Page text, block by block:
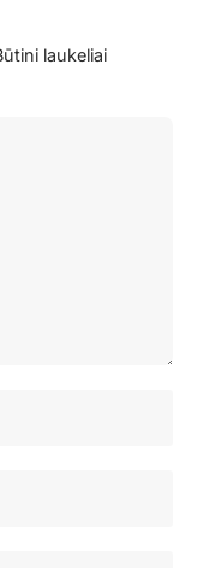
laukeliai